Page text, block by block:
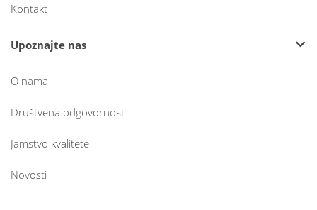
Kontakt
Upoznajte nas
O nama
Društvena odgovornost
Jamstvo kvalitete
Novosti